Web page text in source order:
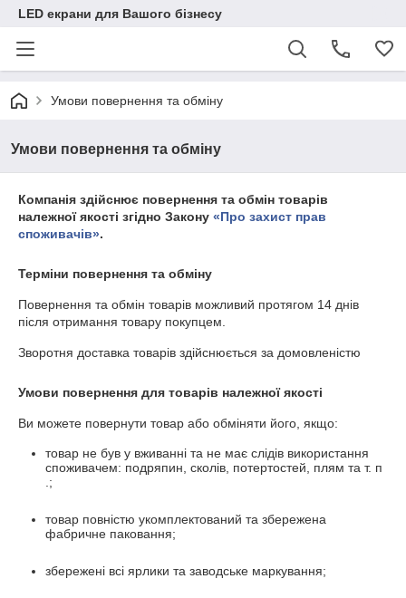
LED екрани для Вашого бізнесу
Умови повернення та обміну
Умови повернення та обміну
Компанія здійснює повернення та обмін товарів
належної якості згідно Закону «Про захист прав
споживачів».
Терміни повернення та обміну
Повернення та обмін товарів можливий протягом 14 днів
після отримання товару покупцем.
Зворотня доставка товарів здійснюється за домовленістю
Умови повернення для товарів належної якості
Ви можете повернути товар або обміняти його, якщо:
товар не був у вживанні та не має слідів використання
споживачем: подряпин, сколів, потертостей, плям та т. п
.;
товар повністю укомплектований та збережена
фабричне паковання;
збережені всі ярлики та заводське маркування;